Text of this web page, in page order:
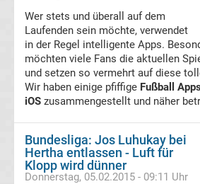
UEFA
Youth
League
Fußball
WM
Wer stets und überall auf dem
Laufenden sein möchte, verwendet
in der Regel intelligente Apps.
möchten viele Fans die aktuellen
und setzen so vermehrt auf diese
Wir haben einige pfiffige Fußball Apps
iOS zusammengestellt und näher
Bundesliga: Jos Luhukay bei
Hertha entlassen - Luft für
Klopp wird dünner
Donnerstag, 05.02.2015 - 09:11 Uhr